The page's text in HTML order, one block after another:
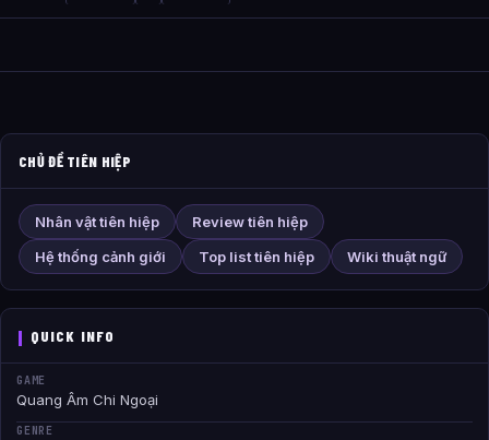
CHỦ ĐỀ TIÊN HIỆP
Nhân vật tiên hiệp
Review tiên hiệp
Hệ thống cảnh giới
Top list tiên hiệp Wiki thuật ngữ
QUICK INFO
GAME
Quang Âm Chi Ngoại
GENRE